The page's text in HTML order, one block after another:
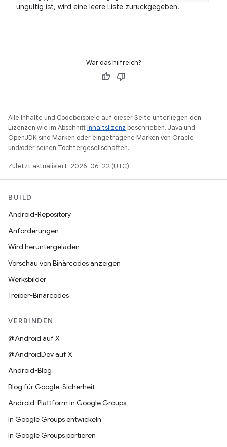
ungültig ist, wird eine leere Liste zurückgegeben.
War das hilfreich?
Alle Inhalte und Codebeispiele auf dieser Seite unterliegen den
Lizenzen wie im AbschnittInhaltslizenz beschrieben. Java und
OpenJDK sind Marken oder eingetragene Marken von Oracle
und/oder seinen Tochtergesellschaften.
Zuletzt aktualisiert: 2026-06-22 (UTC).
BUILD
Android-Repository
Anforderungen
Wird heruntergeladen
Vorschau von Binärcodes anzeigen
Werksbilder
Treiber-Binärcodes
VERBINDEN
@Android auf X
@AndroidDev auf X
Android-Blog
Blog für Google-Sicherheit
Android-Plattform in Google Groups
In Google Groups entwickeln
In Google Groups portieren